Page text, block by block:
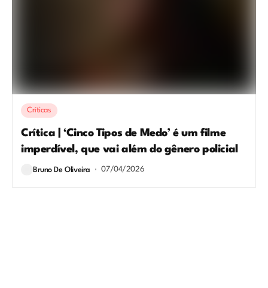
Críticas
Crítica | ‘Cinco Tipos de Medo’ é um filme
imperdível, que vai além do gênero policial
Bruno De Oliveira 07/04/2026